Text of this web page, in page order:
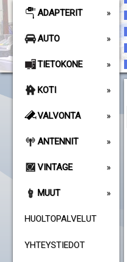
ADAPTERIT
AUTO
TIETOKONE
KOTI
VALVONTA
ANTENNIT
VINTAGE
MUUT
HUOLTOPALVELUT
YHTEYSTIEDOT